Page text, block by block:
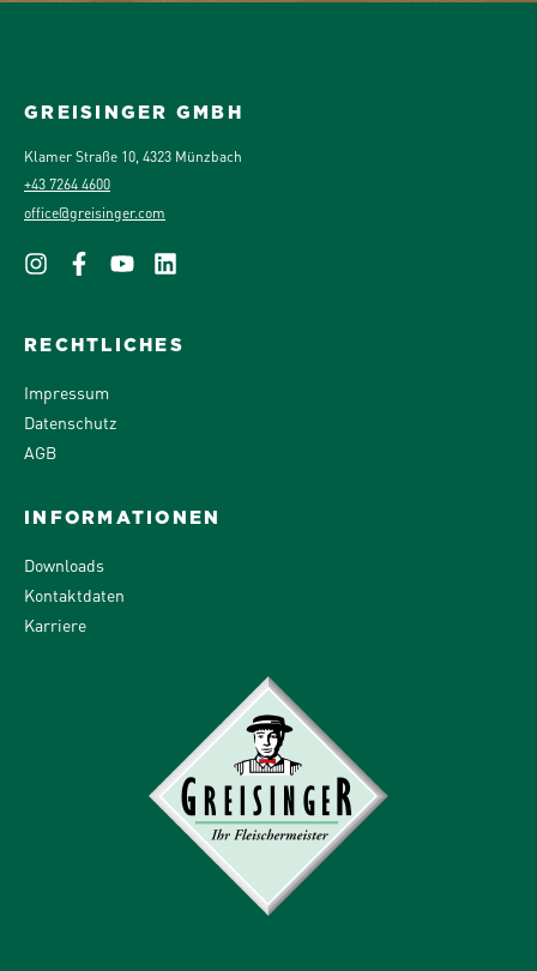
GREISINGER GMBH
Klamer Straße 10, 4323 Münzbach
+43 7264 4600
office@greisinger.com
RECHTLICHES
Impressum
Datenschutz
AGB
INFORMATIONEN
Downloads
Kontaktdaten
Karriere